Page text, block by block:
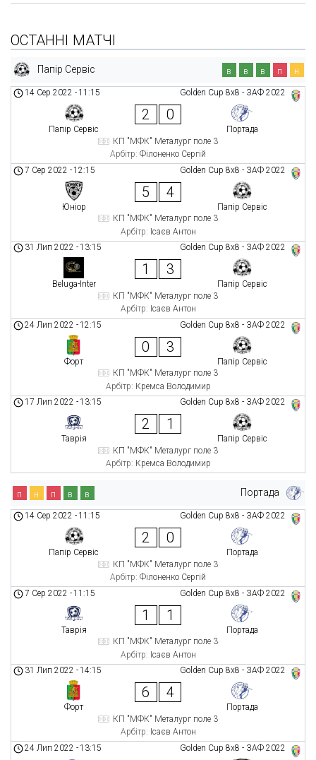
ОСТАННІ МАТЧІ
Папір Сервіс в в в п н
Golden Cup 8х8 - ЗАФ 2022
14 Сер 2022 -11:15
Папір Сервіс
2 0
Портада
КП "МФК" Металург поле 3
Арбітр: Філоненко Сергій
Golden Cup 8х8 - ЗАФ 2022
7 Сер 2022 -12:15
Юніор
5 4
Папір Сервіс
КП "МФК" Металург поле 3
Арбітр: Ісаєв Антон
Golden Cup 8х8 - ЗАФ 2022
31 Лип 2022 -13:15
Beluga-Inter
1 3
Папір Сервіс
КП "МФК" Металург поле 3
Арбітр: Ісаєв Антон
Golden Cup 8х8 - ЗАФ 2022
24 Лип 2022 -12:15
Форт
0 3
Папір Сервіс
КП "МФК" Металург поле 3
Арбітр: Кремса Володимир
Golden Cup 8х8 - ЗАФ 2022
17 Лип 2022 -13:15
Таврія
2 1
Папір Сервіс
КП "МФК" Металург поле 3
Арбітр: Кремса Володимир
Портада
п н п в в
Golden Cup 8х8 - ЗАФ 2022
14 Сер 2022 -11:15
Папір Сервіс
2 0
Портада
КП "МФК" Металург поле 3
Арбітр: Філоненко Сергій
Golden Cup 8х8 - ЗАФ 2022
7 Сер 2022 -11:15
Таврія
1 1
Портада
КП "МФК" Металург поле 3
Арбітр: Ісаєв Антон
Golden Cup 8х8 - ЗАФ 2022
31 Лип 2022 -14:15
Форт
6 4
Портада
КП "МФК" Металург поле 3
Арбітр: Ісаєв Антон
Golden Cup 8х8 - ЗАФ 2022
24 Лип 2022 -13:15